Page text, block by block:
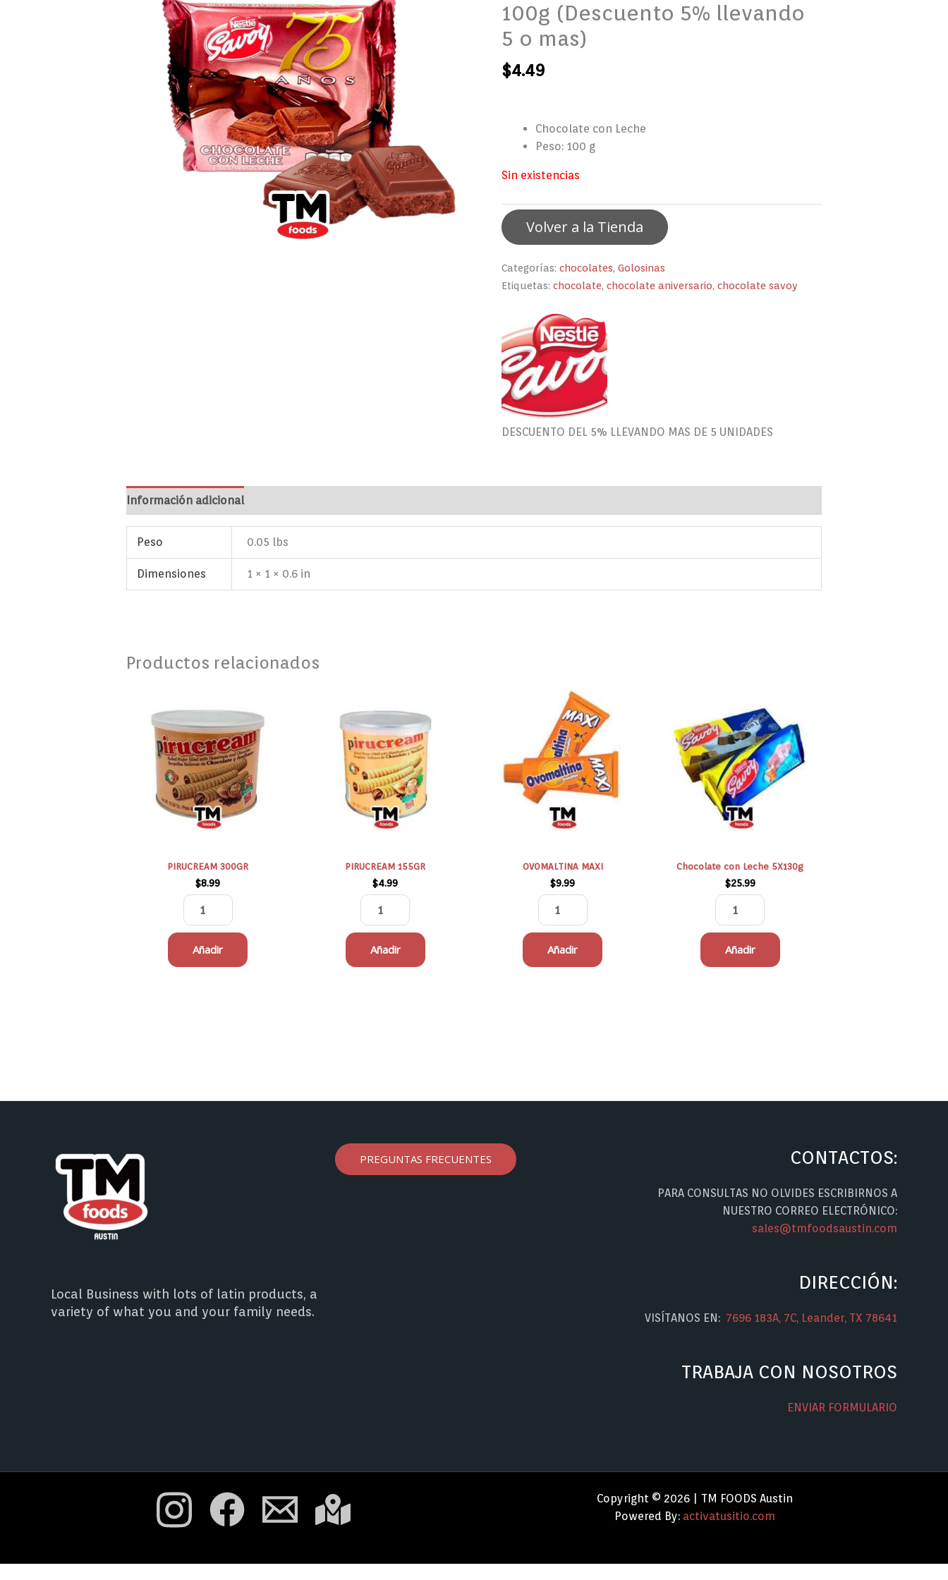
100g (Descuento 5% llevando
5 o mas)
$4.49
Chocolate con Leche
Peso: 100 g
Sin existencias
Volver a la Tienda
Categorías:chocolates,Golosinas
Etiquetas:chocolate,chocolate aniversario,chocolate savoy
DESCUENTO DEL 5% LLEVANDO MAS DE 5 UNIDADES
Información adicional
Peso 0.05 lbs
Dimensiones 1 × 1 × 0.6 in
Productos relacionados
PIRUCREAM 300GR
$8.99
300GR
cantidad
Añadir
PIRUCREAM 155GR
$4.99
155GR
cantidad
Añadir
OVOMALTINA MAXI
$9.99
OVOMALTINA
MAXI
cantidad
Añadir
Chocolate con Leche 5X130g
$25.99
con
Leche
5X130g
cantidad
Añadir
Local Business with lots of latin products, a
variety of what you and your family needs.
PREGUNTAS FRECUENTES CONTACTOS:
PARA CONSULTAS NO OLVIDES ESCRIBIRNOS A
NUESTRO CORREO ELECTRÓNICO:
sales@tmfoodsaustin.com
DIRECCIÓN:
VISÍTANOS EN: 7696 183A, 7C, Leander, TX 78641
TRABAJA CON NOSOTROS
ENVIAR FORMULARIO
Copyright © 2026 | TM FOODS Austin
Powered By: activatusitio.com